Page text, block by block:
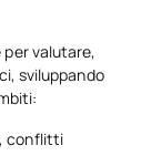
valutare,
sviluppando
conflitti